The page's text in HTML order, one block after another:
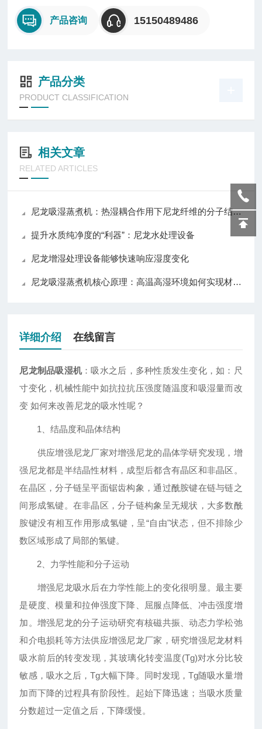
产品咨询 15150489486
产品分类
PRODUCT CLASSIFICATION
相关文章
RELATED ARTICLES
尼龙吸湿蒸煮机：热湿耦合作用下尼龙纤维的分子结构重塑机制
提升水质纯净度的“利器”：尼龙水处理设备
尼龙增湿处理设备能够快速响应湿度变化
尼龙吸湿蒸煮机核心原理：高温高湿环境如何实现材料均匀吸湿？
详细介绍 在线留言
尼龙制品吸湿机：吸水之后，多种性质发生变化，如：尺
寸变化，机械性能中如抗拉抗压强度随温度和吸湿量而改
变 如何来改善尼龙的吸水性呢？
1、结晶度和晶体结构
供应增强尼龙厂家对增强尼龙的晶体学研究发现，增
强尼龙都是半结晶性材料，成型后都含有晶区和非晶区。
在晶区，分子链呈平面锯齿构象，通过酰胺键在链与链之
间形成氢键。在非晶区，分子链构象呈无规状，大多数酰
胺键没有相互作用形成氢键，呈“自由"状态，但不排除少
数区域形成了局部的氢键。
2、力学性能和分子运动
增强尼龙吸水后在力学性能上的变化很明显。最主要
是硬度、模量和拉伸强度下降、屈服点降低、冲击强度增
加。增强尼龙的分子运动研究有核磁共振、动态力学松弛
和介电损耗等方法供应增强尼龙厂家，研究增强尼龙材料
吸水前后的转变发现，其玻璃化转变温度(Tg)对水分比较
敏感，吸水之后，Tg大幅下降。同时发现，Tg随吸水量增
加而下降的过程具有阶段性。起始下降迅速；当吸水质量
分数超过一定值之后，下降缓慢。